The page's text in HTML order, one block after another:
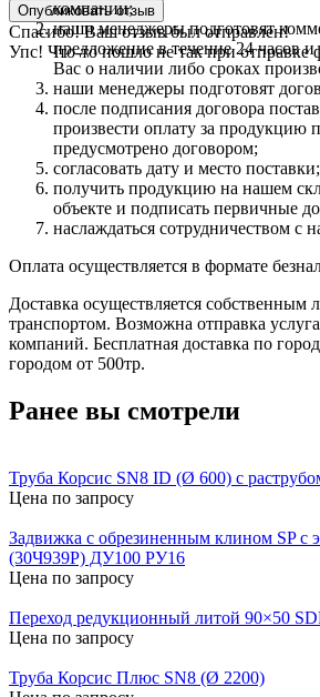
Спасибо! Ваш отзыв был отправлен!
Упс! Что-то пошло не так при отправке
компании;
наши менеджеры подготовят
предложение в течение 24 часов
Вас о наличии либо сроках
наши менеджеры подготовят
после подписания договора
произвести оплату за продукцию
предусмотрено договором;
согласовать дату и место поставки;
получить продукцию на нашем
объекте и подписать первичные
наслаждаться сотрудничеством с
Оплата осуществляется в формате
Доставка осуществляется собственным
транспортом. Возможна отправка
компаний. Бесплатная доставка по
городом от 500тр.
Ранее вы смотрели
Труба Корсис SN8 ID (Ø 600) с
Цена по запросу
Задвижка с обрезиненным клином SP с
(30Ч939Р) ДУ100 РУ16
Цена по запросу
Переход редукционный литой 90×50
Цена по запросу
Труба Корсис Плюс SN8 (Ø 2200)